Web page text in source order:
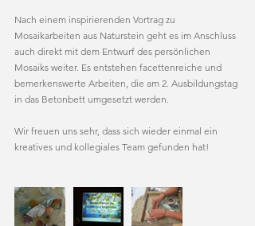
Nach einem inspirierenden Vortrag zu
Mosaikarbeiten aus Naturstein geht es im Anschluss
auch direkt mit dem Entwurf des persönlichen
Mosaiks weiter. Es entstehen facettenreiche und
bemerkenswerte Arbeiten, die am 2. Ausbildungstag
in das Betonbett umgesetzt werden.
Wir freuen uns sehr, dass sich wieder einmal ein
kreatives und kollegiales Team gefunden hat!